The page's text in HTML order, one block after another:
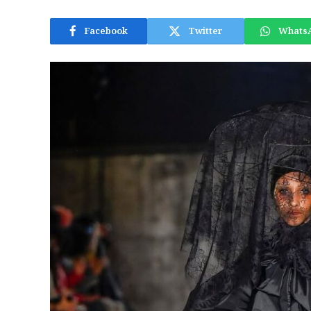
Facebook Twitter